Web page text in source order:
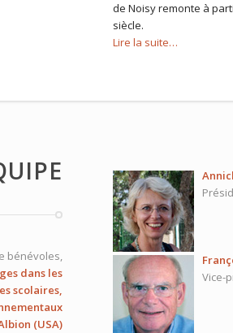
de Noisy remonte à
siècle.
Lire la suite…
bénévoles,
dans les
scolaires,
(USA)
Vice-